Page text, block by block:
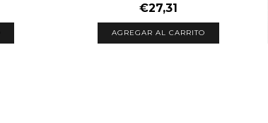
€27,31
AGREGAR AL CARRITO